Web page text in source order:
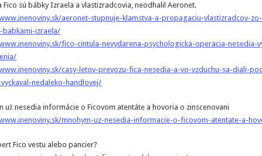
Fico sú bábky Izraela a vlastizradcovia, neodhalil Aeronet.
aeronet-stupnuje-klamstva-a-propagaciu-vlastizradcov-
babkami-izraela/
fico-cintula-nevydarena-psychologicka-operacia-nesedia-
casy-letov-prevozu-fica-nesedia-a-vo-vzduchu-sa-diali-
nedaleko-handlovej/
už nesedia informácie o Ficovom atentáte a hovoria o zinscenovani
mnohym-uz-nesedia-informacie-o-ficovom-atentate-a-
Fico vestu alebo pancier?